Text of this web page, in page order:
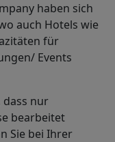
haben sich
auch Hotels wie
für
Events
dass nur
bearbeitet
Sie bei Ihrer